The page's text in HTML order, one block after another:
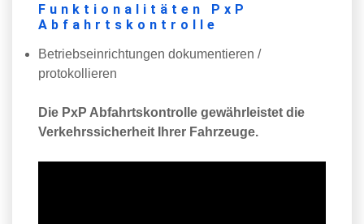
Funktionalitäten PxP
Abfahrtskontrolle
Betriebseinrichtungen dokumentieren /
protokollieren
Die PxP Abfahrtskontrolle gewährleistet die
Verkehrssicherheit Ihrer Fahrzeuge.